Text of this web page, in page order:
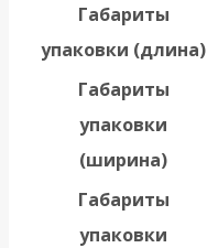
Габариты
упаковки (длина)
Габариты
упаковки
(ширина)
Габариты
упаковки